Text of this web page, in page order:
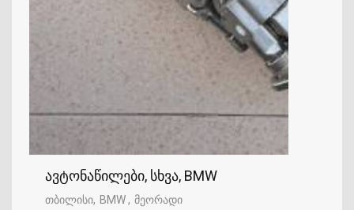
ავტონაწილები, სხვა, BMW
თბილისი BMW მეორადი